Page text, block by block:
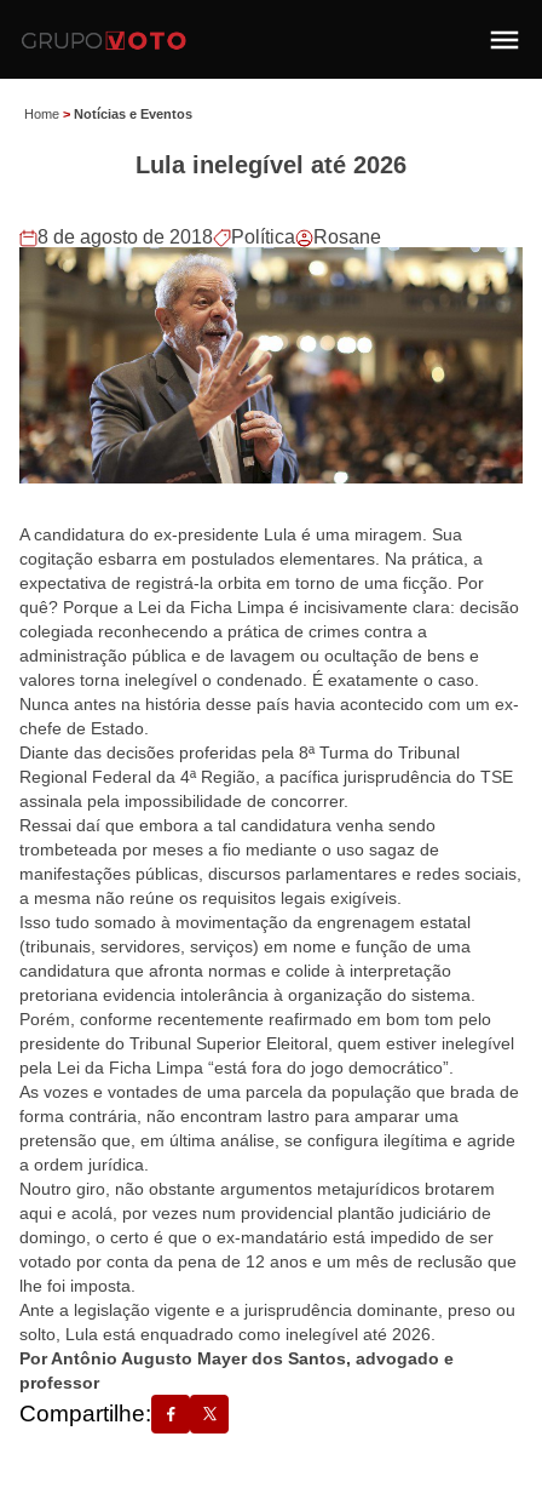
Home > Notícias e Eventos
Lula inelegível até 2026
8 de agosto de 2018 Política Rosane
A candidatura do ex-presidente Lula é uma miragem. Sua
cogitação esbarra em postulados elementares. Na prática, a
expectativa de registrá-la orbita em torno de uma ficção. Por
quê? Porque a Lei da Ficha Limpa é incisivamente clara: decisão
colegiada reconhecendo a prática de crimes contra a
administração pública e de lavagem ou ocultação de bens e
valores torna inelegível o condenado. É exatamente o caso.
Nunca antes na história desse país havia acontecido com um ex-
chefe de Estado.
Diante das decisões proferidas pela 8ª Turma do Tribunal
Regional Federal da 4ª Região, a pacífica jurisprudência do TSE
assinala pela impossibilidade de concorrer.
Ressai daí que embora a tal candidatura venha sendo
trombeteada por meses a fio mediante o uso sagaz de
manifestações públicas, discursos parlamentares e redes sociais,
a mesma não reúne os requisitos legais exigíveis.
Isso tudo somado à movimentação da engrenagem estatal
(tribunais, servidores, serviços) em nome e função de uma
candidatura que afronta normas e colide à interpretação
pretoriana evidencia intolerância à organização do sistema.
Porém, conforme recentemente reafirmado em bom tom pelo
presidente do Tribunal Superior Eleitoral, quem estiver inelegível
pela Lei da Ficha Limpa “está fora do jogo democrático”.
As vozes e vontades de uma parcela da população que brada de
forma contrária, não encontram lastro para amparar uma
pretensão que, em última análise, se configura ilegítima e agride
a ordem jurídica.
Noutro giro, não obstante argumentos metajurídicos brotarem
aqui e acolá, por vezes num providencial plantão judiciário de
domingo, o certo é que o ex-mandatário está impedido de ser
votado por conta da pena de 12 anos e um mês de reclusão que
lhe foi imposta.
Ante a legislação vigente e a jurisprudência dominante, preso ou
solto, Lula está enquadrado como inelegível até 2026.
Por Antônio Augusto Mayer dos Santos, advogado e
professor
Compartilhe: